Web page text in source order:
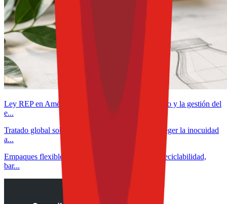
Ley REP en América Latina: cómo cambia el diseño y la gestión del
e...
Tratado global sobre plásticos: ALAIAB pide proteger la inocuidad
a...
Empaques flexibles para snacks: cómo equilibrar reciclabilidad,
bar...